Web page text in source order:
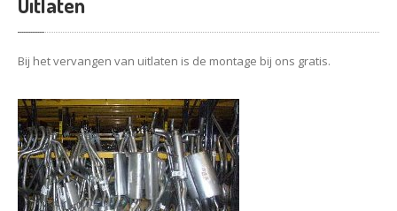
Bij het vervangen van uitlaten is de montage bij ons gratis.